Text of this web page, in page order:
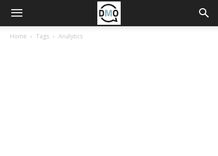
Home Tags Analytics